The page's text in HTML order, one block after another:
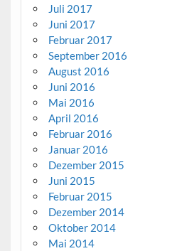
Juli 2017
Juni 2017
Februar 2017
September 2016
August 2016
Juni 2016
Mai 2016
April 2016
Februar 2016
Januar 2016
Dezember 2015
Juni 2015
Februar 2015
Dezember 2014
Oktober 2014
Mai 2014